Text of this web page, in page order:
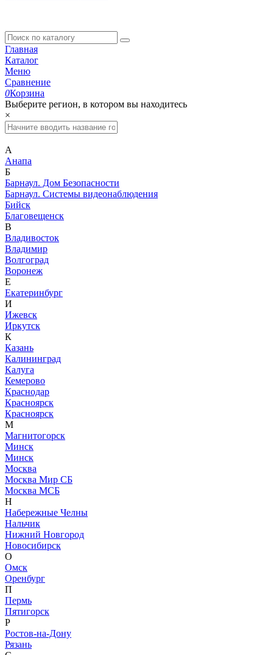
Главная
Каталог
Меню
Сравнение
0Корзина
Выберите регион, в котором вы находитесь
×
А
Анапа
Б
Барнаул. Дом Безопасности
Барнаул. Системы видеонаблюдения
Бийск
Благовещенск
В
Владивосток
Владимир
Волгоград
Воронеж
Е
Екатеринбург
И
Ижевск
Иркутск
К
Казань
Калининград
Калуга
Кемерово
Краснодар
Красноярск
Красноярск
М
Магнитогорск
Минск
Минск
Москва
Москва Мир СБ
Москва МСБ
Н
Набережные Челны
Нальчик
Нижний Новгород
Новосибирск
О
Омск
Оренбург
П
Пермь
Пятигорск
Р
Ростов-на-Дону
Рязань